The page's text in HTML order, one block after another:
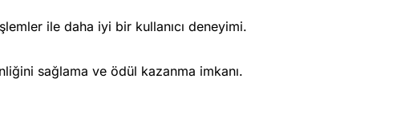
ile daha iyi bir kullanıcı deneyimi.
sağlama ve ödül kazanma imkanı.